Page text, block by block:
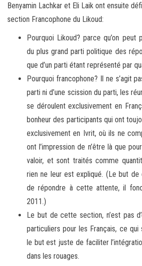
Benyamin Lachkar et Eli Laik ont ensuite
section Francophone du Likoud:
Pourquoi Likoud? parce qu’on peut
du plus grand parti politique des
que d’un parti étant représenté par
Pourquoi francophone? Il ne s’agit
parti ni d’une scission du parti, les
se déroulent exclusivement en
bonheur des participants qui ont
exclusivement en Ivrit, où ils ne
ont l’impression de n’être là que
valoir, et sont traités comme
rien ne leur est expliqué. (Le but
de répondre à cette attente, il
2011.)
Le but de cette section, n’est pas
particuliers pour les Français, ce qui
le but est juste de faciliter
dans les rouages.